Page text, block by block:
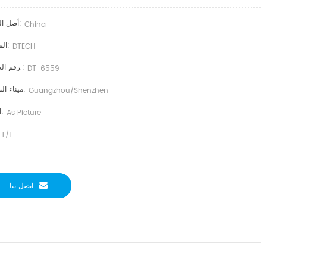
أصل المنتج: China
الماركة: DTECH
رقم العنصر.: DT-6559
ميناء الشحن: Guangzhou/shenzhen
اللون: As Picture
T/T
اتصل بنا